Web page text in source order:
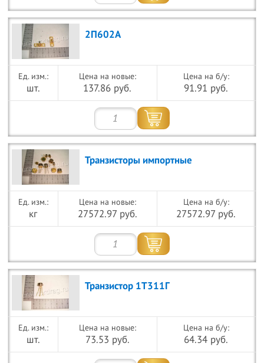
2П602А
шт.
Цена на новые:
137.86 руб.
Цена на б/у:
91.91 руб.
Транзисторы импортные
кг
Цена на новые:
27572.97 руб.
Цена на б/у:
27572.97 руб.
Транзистор 1Т311Г
шт.
Цена на новые:
73.53 руб.
Цена на б/у:
64.34 руб.